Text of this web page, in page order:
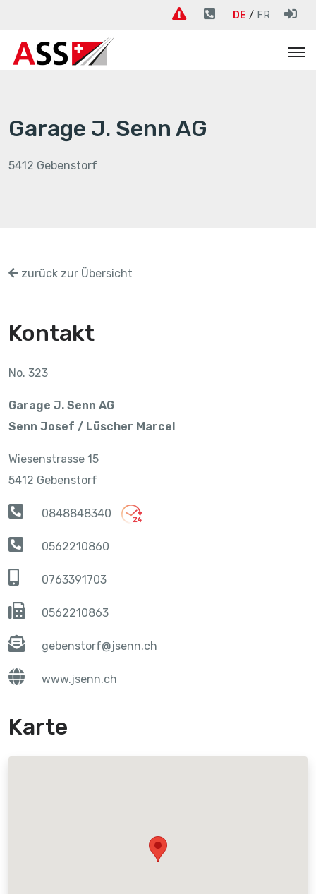
DE FR
Garage J. Senn AG
5412 Gebenstorf
zurück zur Übersicht
Kontakt
No. 323
Garage J. Senn AG
Senn Josef / Lüscher Marcel
Wiesenstrasse 15
5412 Gebenstorf
0848848340
0562210860
0763391703
0562210863
gebenstorf@jsenn.ch
www.jsenn.ch
Karte